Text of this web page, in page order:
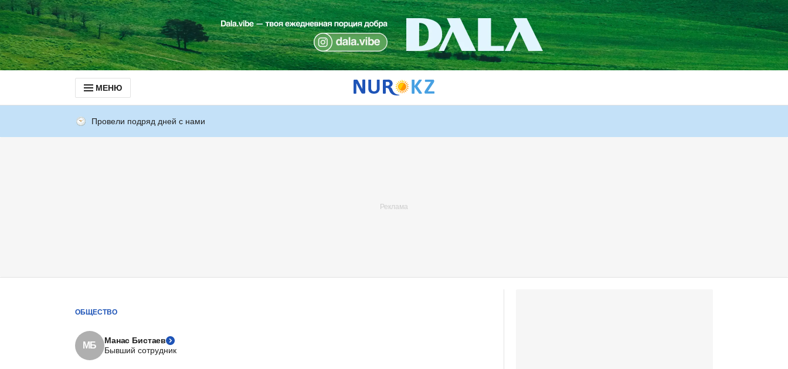
МЕНЮ
Провели подряд дней с нами
ОБЩЕСТВО
МБ
Манас Бистаев
Бывший сотрудник